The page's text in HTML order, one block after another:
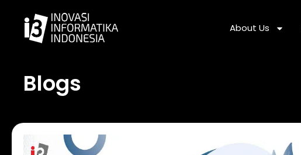
content
About Us
Blogs